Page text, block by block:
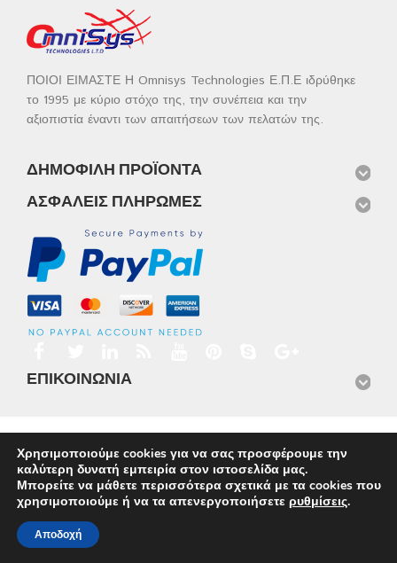
ΠΟΙΟΙ ΕΙΜΑΣΤΕ Η Omnisys Technologies Ε.Π.Ε ιδρύθηκε
το 1995 με κύριο στόχο της, την συνέπεια και την
αξιοπιστία έναντι των απαιτήσεων των πελατών της.
ΔΗΜΟΦΙΛΉ ΠΡΟΪΌΝΤΑ
ΑΣΦΑΛΕΊΣ ΠΛΗΡΩΜΈΣ
ΕΠΙΚΟΙΝΩΝΊΑ
Προϊόντα
Φωτογραφίες
Service
Εταιρικό Προφίλ
Επικοινωνία
© 2026Omnisys
Χρησιμοποιούμε cookies για να σας προσφέρουμε την
καλύτερη δυνατή εμπειρία στον ιστοσελίδα μας.
Μπορείτε να μάθετε περισσότερα σχετικά με τα cookies που
χρησιμοποιούμε ή να τα απενεργοποιήσετε ρυθμίσεις.
Αποδοχή